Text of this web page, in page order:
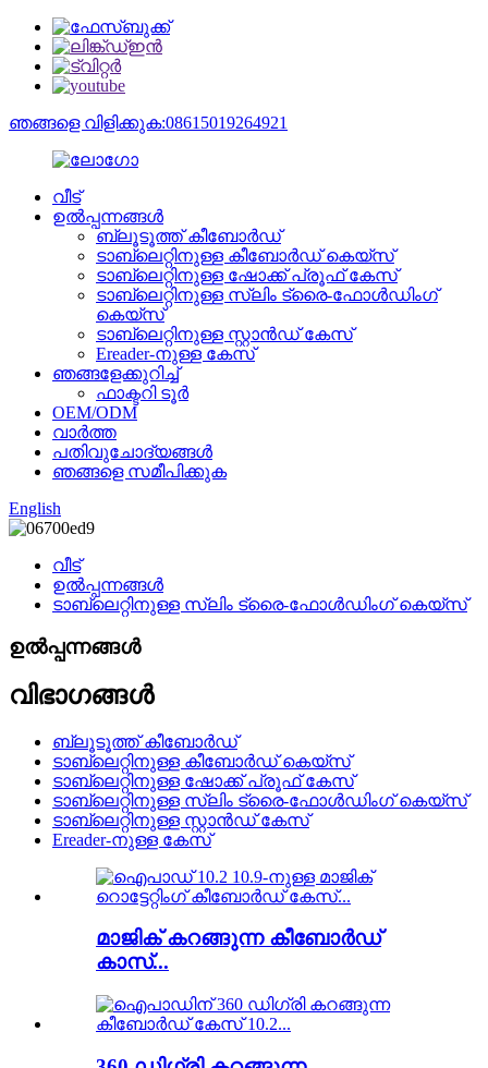
ഞങ്ങളെ വിളിക്കുക:08615019264921
വീട്
ഉൽപ്പന്നങ്ങൾ
ബ്ലൂടൂത്ത് കീബോർഡ്
ടാബ്‌ലെറ്റിനുള്ള കീബോർഡ് കെയ്‌സ്
ടാബ്‌ലെറ്റിനുള്ള ഷോക്ക് പ്രൂഫ് കേസ്
ടാബ്‌ലെറ്റിനുള്ള സ്ലിം ട്രൈ-ഫോൾഡിംഗ്
കെയ്‌സ്
ടാബ്‌ലെറ്റിനുള്ള സ്റ്റാൻഡ് കേസ്
Ereader-നുള്ള കേസ്
ഞങ്ങളേക്കുറിച്ച്
ഫാക്ടറി ടൂർ
OEM/ODM
വാർത്ത
പതിവുചോദ്യങ്ങൾ
ഞങ്ങളെ സമീപിക്കുക
English
വീട്
ഉൽപ്പന്നങ്ങൾ
ടാബ്‌ലെറ്റിനുള്ള സ്ലിം ട്രൈ-ഫോൾഡിംഗ് കെയ്‌സ്
ഉൽപ്പന്നങ്ങൾ
വിഭാഗങ്ങൾ
ബ്ലൂടൂത്ത് കീബോർഡ്
ടാബ്‌ലെറ്റിനുള്ള കീബോർഡ് കെയ്‌സ്
ടാബ്‌ലെറ്റിനുള്ള ഷോക്ക് പ്രൂഫ് കേസ്
ടാബ്‌ലെറ്റിനുള്ള സ്ലിം ട്രൈ-ഫോൾഡിംഗ് കെയ്‌സ്
ടാബ്‌ലെറ്റിനുള്ള സ്റ്റാൻഡ് കേസ്
Ereader-നുള്ള കേസ്
മാജിക് കറങ്ങുന്ന കീബോർഡ്
കാസ്...